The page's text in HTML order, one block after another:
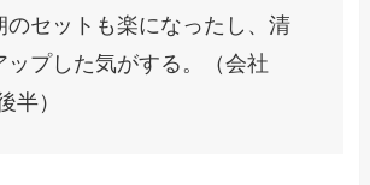
のセットも楽になったし、清
ップした気がする。（会社
半）